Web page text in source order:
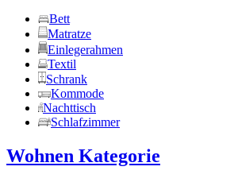
Bett
Matratze
Einlegerahmen
Textil
Schrank
Kommode
Nachttisch
Schlafzimmer
Wohnen Kategorie